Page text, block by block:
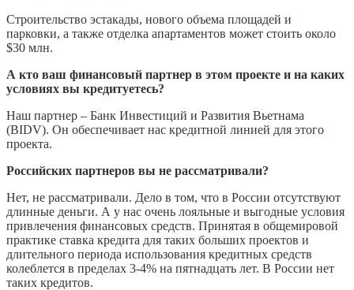
Строительство эстакады, нового объема площадей и
парковки, а также отделка апартаментов может стоить около
$30 млн.
А кто ваш финансовый партнер в этом проекте и на каких
условиях вы кредитуетесь?
Наш партнер – Банк Инвестиций и Развития Вьетнама
(BIDV). Он обеспечивает нас кредитной линией для этого
проекта.
Российских партнеров вы не рассматривали?
Нет, не рассматривали. Дело в том, что в России отсутствуют
длинные деньги. А у нас очень лояльные и выгодные условия
привлечения финансовых средств. Принятая в общемировой
практике ставка кредита для таких больших проектов и
длительного периода использования кредитных средств
колеблется в пределах 3-4% на пятнадцать лет. В России нет
таких кредитов.